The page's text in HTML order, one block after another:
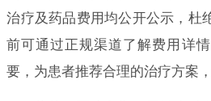
治疗及药品费用均公开公示，杜
前可通过正规渠道了解费用详
要，为患者推荐合理的治疗方案